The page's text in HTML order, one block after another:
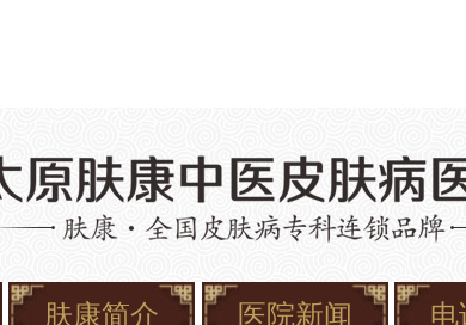
肤康简介 医院新闻 电